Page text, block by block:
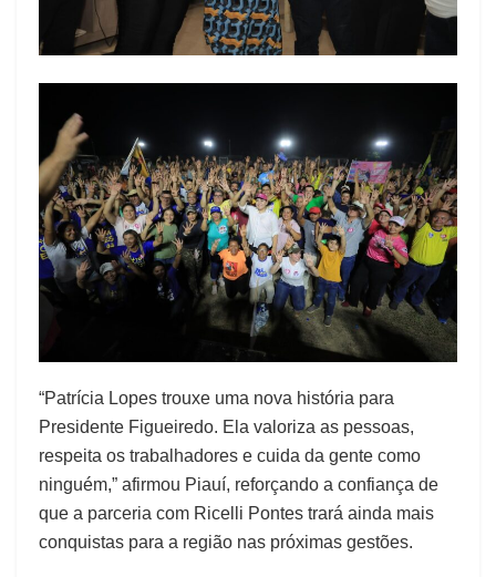
“Patrícia Lopes trouxe uma nova história para
Presidente Figueiredo. Ela valoriza as pessoas,
respeita os trabalhadores e cuida da gente como
ninguém,” afirmou Piauí, reforçando a confiança de
que a parceria com Ricelli Pontes trará ainda mais
conquistas para a região nas próximas gestões.